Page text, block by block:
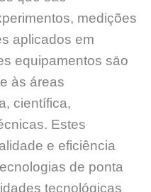
medições
aplicados em
equipamentos sāo
às áreas
científica,
Estes
e eficiência
de ponta
tecnológicas